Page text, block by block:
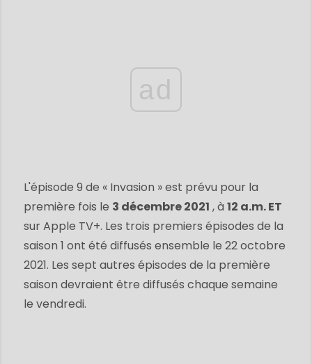
ad
L'épisode 9 de « Invasion » est prévu pour la
première fois le 3 décembre 2021 , à 12 a.m. ET
sur Apple TV+. Les trois premiers épisodes de la
saison 1 ont été diffusés ensemble le 22 octobre
2021. Les sept autres épisodes de la première
saison devraient être diffusés chaque semaine
le vendredi.